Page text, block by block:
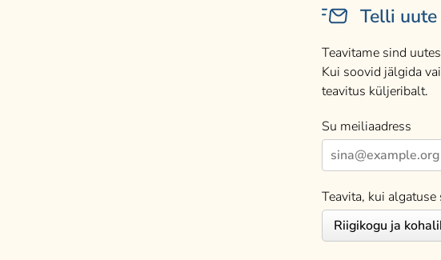
Telli
Teavitame sind
Kui soovid jälgida
teavitus küljeribalt.
Su meiliaadress
Teavita, kui algatuse